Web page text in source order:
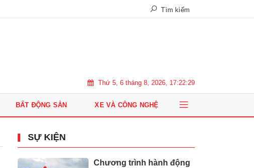
Tìm kiếm
Thứ 5, 6 tháng 8, 2026, 17:22:31
BẤT ĐỘNG SẢN XE VÀ CÔNG NGHỆ
SỰ KIỆN
Chương trình hành động